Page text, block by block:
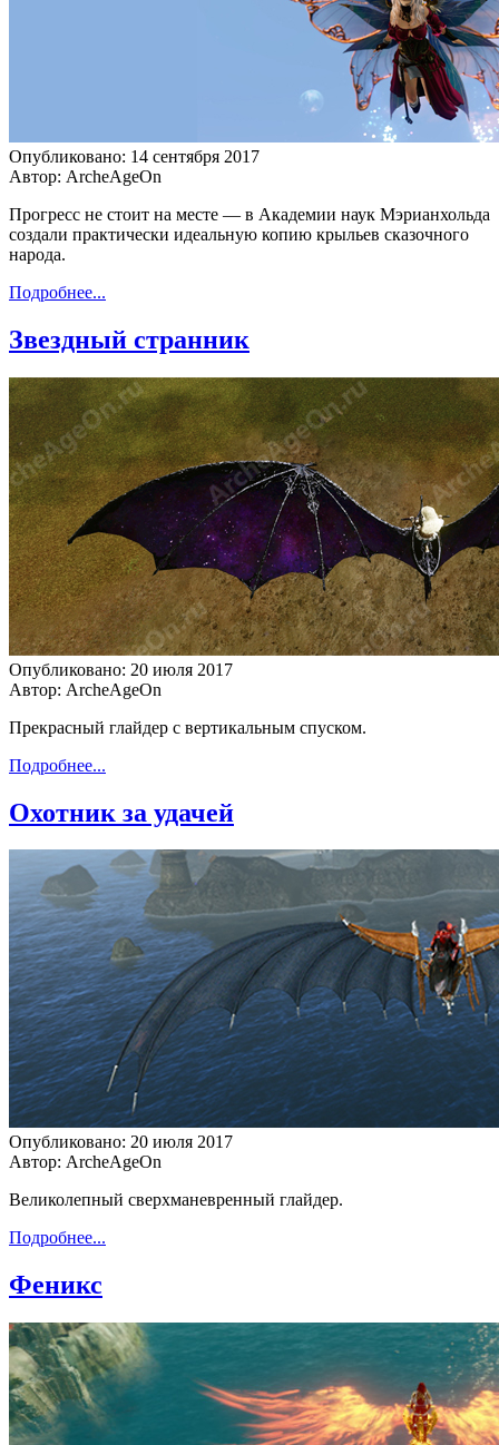
Опубликовано: 14 сентября 2017
Автор: ArcheAgeOn
Прогресс не стоит на месте — в Академии наук Мэрианхольда
создали практически идеальную копию крыльев сказочного
народа.
Подробнее...
Звездный странник
Опубликовано: 20 июля 2017
Автор: ArcheAgeOn
Прекрасный глайдер с вертикальным спуском.
Подробнее...
Охотник за удачей
Опубликовано: 20 июля 2017
Автор: ArcheAgeOn
Великолепный сверхманевренный глайдер.
Подробнее...
Феникс